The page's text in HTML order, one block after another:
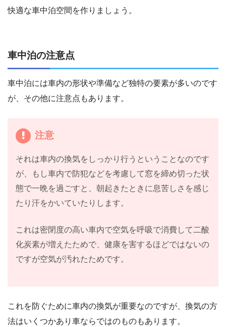
快適な車中泊空間を作りましょう。
車中泊の注意点
車中泊には車内の形状や準備など独特の要素が多いのです
が、その他に注意点もあります。
注意
それは車内の換気をしっかり行うということなのです
が、もし車内で防犯などを考慮して窓を締め切った状
態で一晩を過ごすと、朝起きたときに息苦しさを感じ
たり汗をかいていたりします。
これは密閉度の高い車内で空気を呼吸で消費して二酸
化炭素が増えたためで、健康を害するほどではないの
ですが空気が汚れたためです。
これを防ぐために車内の換気が重要なのですが、換気の方
法はいくつかあり車ならではのものもあります。